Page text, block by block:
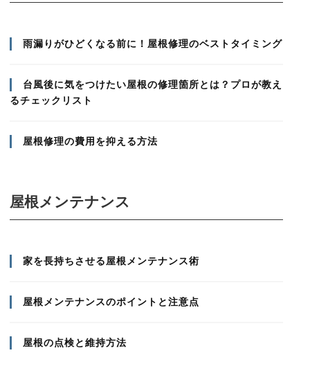
雨漏りがひどくなる前に！屋根修理のベストタイミング
台風後に気をつけたい屋根の修理箇所とは？プロが教え
るチェックリスト
屋根修理の費用を抑える方法
屋根メンテナンス
家を長持ちさせる屋根メンテナンス術
屋根メンテナンスのポイントと注意点
屋根の点検と維持方法